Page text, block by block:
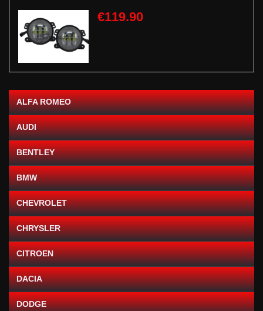
€119.90
ALFA ROMEO
AUDI
BENTLEY
BMW
CHEVROLET
CHRYSLER
CITROEN
DACIA
DODGE